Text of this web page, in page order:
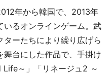
年から韓国で、2013年
いるオンラインゲーム。武
ーたちにより繰り広げら
台にした作品で、手掛け
～」「リネージュ2 ～